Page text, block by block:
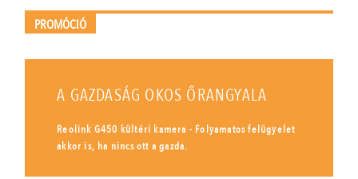
PROMÓCIÓ
A GAZDASÁG OKOS ŐRANGYALA
Reolink G450 kültéri kamera - Folyamatos felügyelet
akkor is, ha nincs ott a gazda.